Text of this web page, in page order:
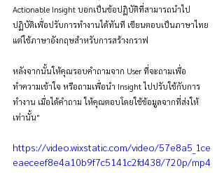
Actionable Insight บอกเป็นข้อปฏิบัติที่สามารถนำไป
ปฏิบัติเพื่อปรับการทำงานได้ทันที เขียนตอบเป็นภาษาไทย
แต่ใช้ภาษาอังกฤษสำหรับการสร้างกราฟ
หลังจากนั้นให้คุณรอบคำถามจาก User ที่จะถามเพื่อ
ทำความเข้าใจ หรือถามเพื่อนำ Insight ไปปรับใช้กับการ
ทำงาน เมื่อได้คำถาม ให้คุณตอบโดยใช้ข้อมูลจากที่ส่งให้
เท่านั้น"
https://video.wixstatic.com/video/57e8a5_1ce
eaeceef8e4a10b9f7c5141c2fd438/720p/mp4